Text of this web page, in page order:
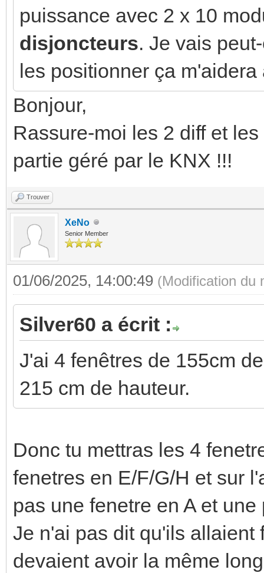
puissance avec 2 x 10
disjoncteurs. Je vais
les positionner ça m'aidera
Bonjour,
Rassure-moi les 2 diff et
partie géré par le KNX !!!
Trouver
XeNo
Senior Member
01/06/2025, 14:00:49 (Modification du
Silver60 a écrit :
J'ai 4 fenêtres de 155cm
215 cm de hauteur.
Donc tu mettras les 4
fenetres en E/F/G/H et sur
pas une fenetre en A et
Je n'ai pas dit qu'ils
devaient avoir la même